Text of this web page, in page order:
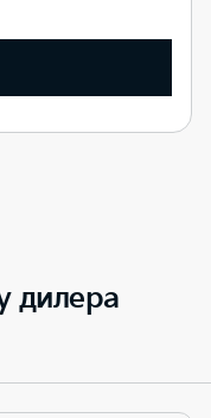
дилера